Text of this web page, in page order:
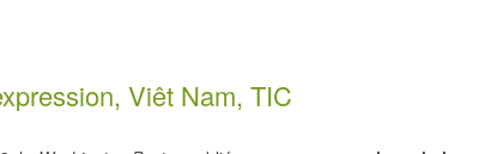
Viêt Nam, TIC